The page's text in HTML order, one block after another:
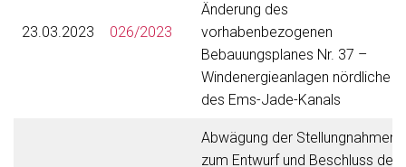
23.03.2023 026/2023
Änderung des
vorhabenbezogenen
Bebauungsplanes Nr. 37 –
Windenergieanlagen nördliche
des Ems-Jade-Kanals
Abwägung der Stellungnahmen
zum Entwurf und Beschluss des